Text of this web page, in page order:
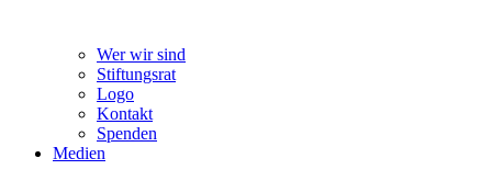
Wer wir sind
Stiftungsrat
Logo
Kontakt
Spenden
Medien